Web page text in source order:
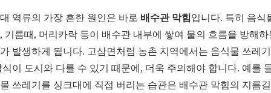
역류의 가장 흔한 원인은 바로 배수관 막힘 입니다. 특히 음식
기름때, 머리카락 등이 배수관 내부에 쌓여 물의 흐름을 방해하
발생하게 됩니다. 고삼면처럼 농촌 지역에서는 음식물 쓰레
식이 도시와 다를 수 있기 때문에, 더욱 주의해야 합니다. 예를
쓰레기를 싱크대에 직접 버리는 습관은 배수관 막힘의 지름